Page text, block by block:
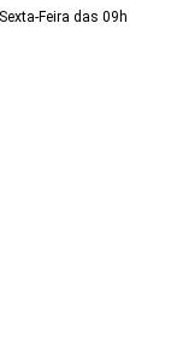
Feira das 09h